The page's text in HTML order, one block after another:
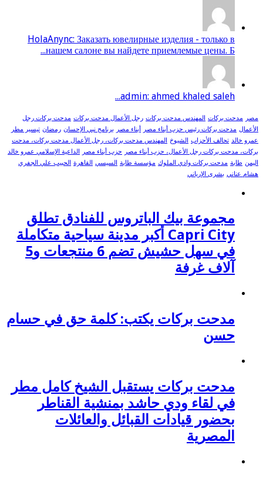
HolaAnync: Заказать ювелирные изделия - только в
нашем салоне вы найдете приемлемые цены. Б...
admin: ahmed khaled saleh...
مصر مدحت بركات المهندس مدحت بركات رجل الأعمال مدحت بركات مدحت بركات رجل
الأعمال مدحت بركات رئيس حزب أبناء مصر أبناء مصر برنامج نبي الإحسان رمضان تيسير مطر
عمرو خالد تحالف الأحزاب الشيوخ المهندس مدحت بركات، رجل الأعمال مدحت بركات، مدحت
بركات، مدحت بركات رجل الأعمال، حزب أبناء مصر
حزب أبناء مصر
الداعية الإسلامي عمرو خالد
اليمن طابة مدحت بركات وادي الملوك مؤسسة طابة السيسي القاهرة الحبيب علي الجفري
هشام عناني بشرى الإرياني
مجموعة بيك الباتروس للفنادق تطلق
Capri City أكبر مدينة سياحية متكاملة
في سهل حشيش تضم 6 منتجعات و5
آلاف غرفة
مدحت بركات يكتب: كلمة حق في حسام
حسن
مدحت بركات يستقبل الشيخ كامل مطر
في لقاء ودي حاشد بمنشية القناطر
بحضور قيادات القبائل والعائلات
المصرية